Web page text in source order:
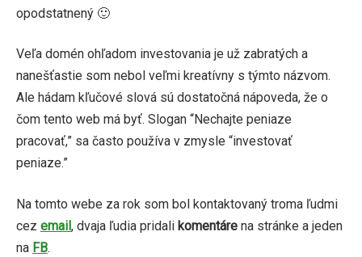
opodstatnený 🙂
Veľa domén ohľadom investovania je už zabratých a
nanešťastie som nebol veľmi kreatívny s týmto názvom.
Ale hádam kľučové slová sú dostatočná nápoveda, že o
čom tento web má byť. Slogan “Nechajte peniaze
pracovať,” sa často používa v zmysle “investovať
peniaze.”
Na tomto webe za rok som bol kontaktovaný troma ľudmi
cez email , dvaja ľudia pridali komentáre na stránke a jeden
na FB.